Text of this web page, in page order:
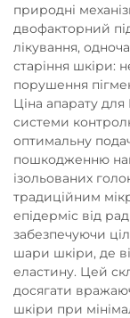
природні
двофакторний
лікування,
старіння шкіри:
порушення
Ціна апарату для
системи
оптимальну
пошкодженню
ізольованих
традиційним
епідерміс від
забезпечуючи
шари шкіри, де
еластину. Цей
досягати
шкіри при